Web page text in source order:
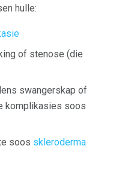
hulle:
of stenose (die
swangerskap of
komplikasies soos
soos skleroderma